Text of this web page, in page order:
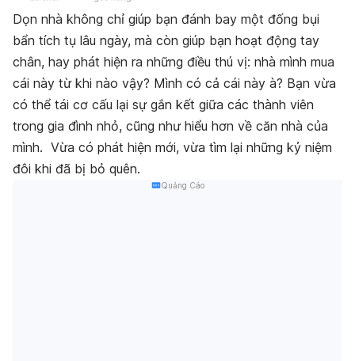
Dọn nhà không chỉ giúp bạn đánh bay một đống bụi
bẩn tích tụ lâu ngày, mà còn giúp bạn hoạt động tay
chân, hay phát hiện ra những điều thú vị: nhà mình mua
cái này từ khi nào vậy? Mình có cả cái này à? Bạn vừa
có thể tái cơ cấu lại sự gắn kết giữa các thành viên
trong gia đình nhỏ, cũng như hiểu hơn về căn nhà của
mình. Vừa có phát hiện mới, vừa tìm lại những kỷ niệm
đôi khi đã bị bỏ quên.
Quảng Cáo